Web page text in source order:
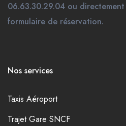
06.63.30.29.04 ou
formulaire de réservation.
Nos services
Taxis Aéroport
Trajet Gare SNCF